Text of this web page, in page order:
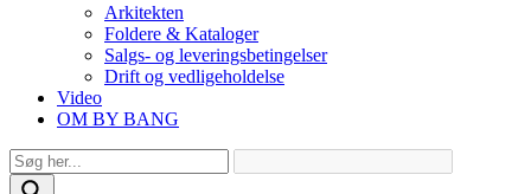
Arkitekten
Foldere & Kataloger
Salgs- og leveringsbetingelser
Drift og vedligeholdelse
Video
OM BY BANG